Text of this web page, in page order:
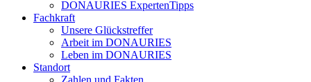
DONAURIES ExpertenTipps
Fachkraft
Unsere Glückstreffer
Arbeit im DONAURIES
Leben im DONAURIES
Standort
Zahlen und Fakten